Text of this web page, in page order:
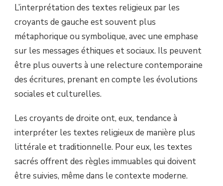
L’interprétation des textes religieux par les
croyants de gauche est souvent plus
métaphorique ou symbolique, avec une emphase
sur les messages éthiques et sociaux. Ils peuvent
être plus ouverts à une relecture contemporaine
des écritures, prenant en compte les évolutions
sociales et culturelles.
Les croyants de droite ont, eux, tendance à
interpréter les textes religieux de manière plus
littérale et traditionnelle. Pour eux, les textes
sacrés offrent des règles immuables qui doivent
être suivies, même dans le contexte moderne.